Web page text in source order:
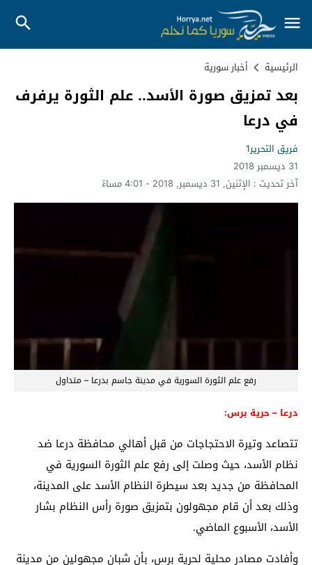
الرئيسية أخبار سورية
بعد تمزيق صورة الأسد.. علم الثورة يرفرف
في درعا
فريق التحرير1
31 ديسمبر 2018
آخر تحديث : الإثنين, 31 ديسمبر, 2018 - 4:01 مساءً
رفع علم الثورة السورية في مدينة جاسم بدرعا – متداول
درعا – حرية برس:
تتصاعد وتيرة الاحتجاجات من قبل أهالي محافظة درعا ضد
نظام الأسد، حيث وصلت إلى رفع علم الثورة السورية في
المحافظة من جديد بعد سيطرة النظام الأسد على المدينة،
وذلك بعد أن قام مجهولون بتمزيق صورة رأس النظام بشار
الأسد، الأسبوع الماضي.
وأفادت مصادر محلية لحرية برس، بأن شبان مجهولين من مدينة